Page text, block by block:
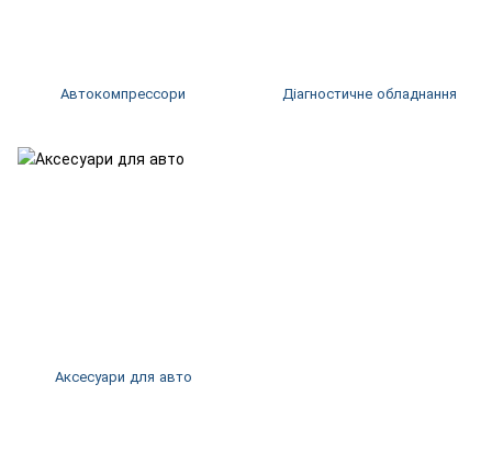
Автокомпрессори Діагностичне обладнання
Аксесуари для авто